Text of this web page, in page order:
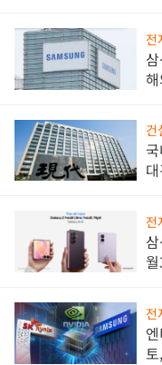
전
건
전
전